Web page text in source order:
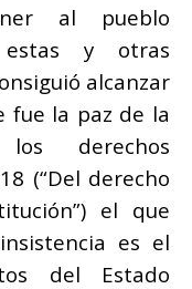
al pueblo
estas y otras
alcanzar
fue la paz de la
derechos
(“Del derecho
el que
es el
del Estado